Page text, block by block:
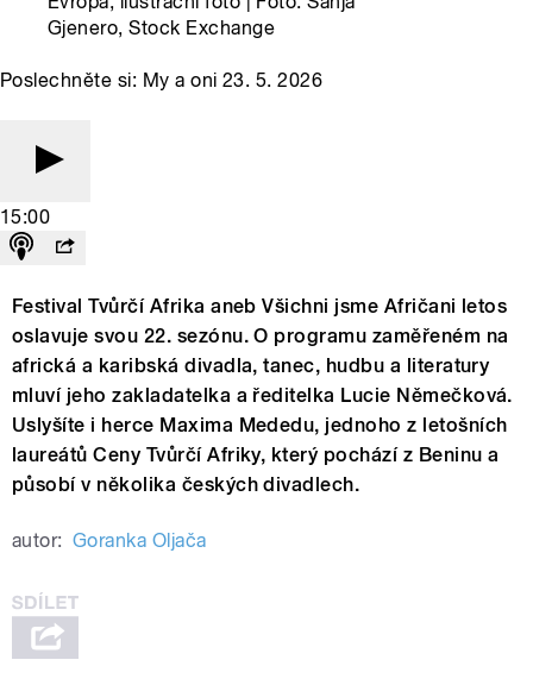
Gjenero, Stock Exchange
Poslechněte si: My a oni 23. 5. 2026
15:00
Festival Tvůrčí Afrika aneb Všichni jsme Afričani letos
oslavuje svou 22. sezónu. O programu zaměřeném na
africká a karibská divadla, tanec, hudbu a literatury
mluví jeho zakladatelka a ředitelka Lucie Němečková.
Uslyšíte i herce Maxima Mededu, jednoho z letošních
laureátů Ceny Tvůrčí Afriky, který pochází z Beninu a
působí v několika českých divadlech.
autor: Goranka Oljača